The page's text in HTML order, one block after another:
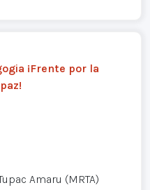
¡Frente por la
Amaru (MRTA)